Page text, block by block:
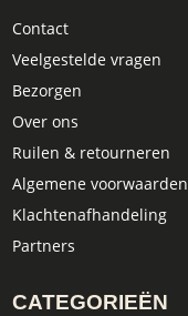
Contact
Veelgestelde vragen
Bezorgen
Over ons
Ruilen & retourneren
Algemene voorwaarden
Klachtenafhandeling
Partners
CATEGORIEËN